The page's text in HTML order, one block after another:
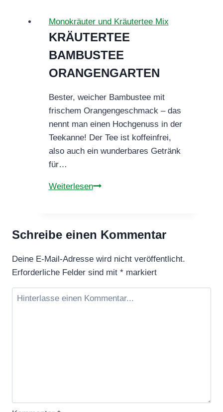
Monokräuter und Kräutertee Mix
KRÄUTERTEE
BAMBUSTEE
ORANGENGARTEN
Bester, weicher Bambustee mit
frischem Orangengeschmack – das
nennt man einen Hochgenuss in der
Teekanne! Der Tee ist koffeinfrei,
also auch ein wunderbares Getränk
für…
WeiterlesenKRÄUTERTEE
Schreibe einen Kommentar
Deine E-Mail-Adresse wird nicht veröffentlicht.
Erforderliche Felder sind mit * markiert